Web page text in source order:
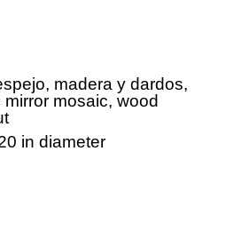
madera y dardos,
mosaic, wood
in diameter